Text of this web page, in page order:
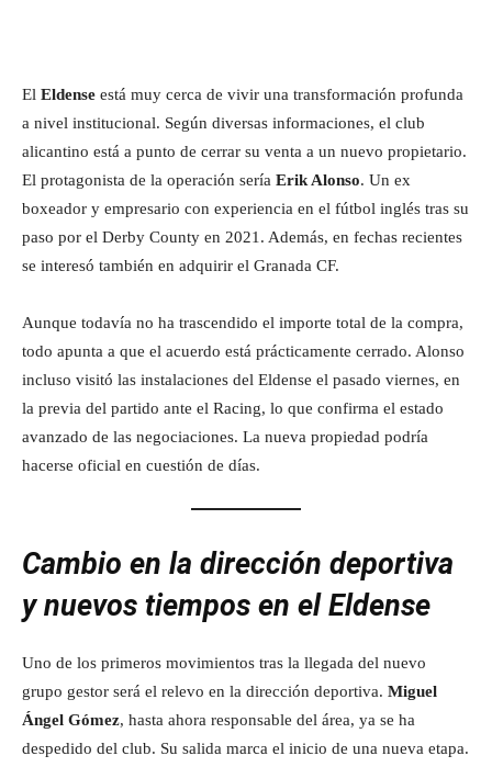
El Eldense está muy cerca de vivir una transformación profunda
a nivel institucional. Según diversas informaciones, el club
alicantino está a punto de cerrar su venta a un nuevo propietario.
El protagonista de la operación sería Erik Alonso. Un ex
boxeador y empresario con experiencia en el fútbol inglés tras su
paso por el Derby County en 2021. Además, en fechas recientes
se interesó también en adquirir el Granada CF.
Aunque todavía no ha trascendido el importe total de la compra,
todo apunta a que el acuerdo está prácticamente cerrado. Alonso
incluso visitó las instalaciones del Eldense el pasado viernes, en
la previa del partido ante el Racing, lo que confirma el estado
avanzado de las negociaciones. La nueva propiedad podría
hacerse oficial en cuestión de días.
Cambio en la dirección deportiva
y nuevos tiempos en el Eldense
Uno de los primeros movimientos tras la llegada del nuevo
grupo gestor será el relevo en la dirección deportiva. Miguel
Ángel Gómez, hasta ahora responsable del área, ya se ha
despedido del club. Su salida marca el inicio de una nueva etapa.